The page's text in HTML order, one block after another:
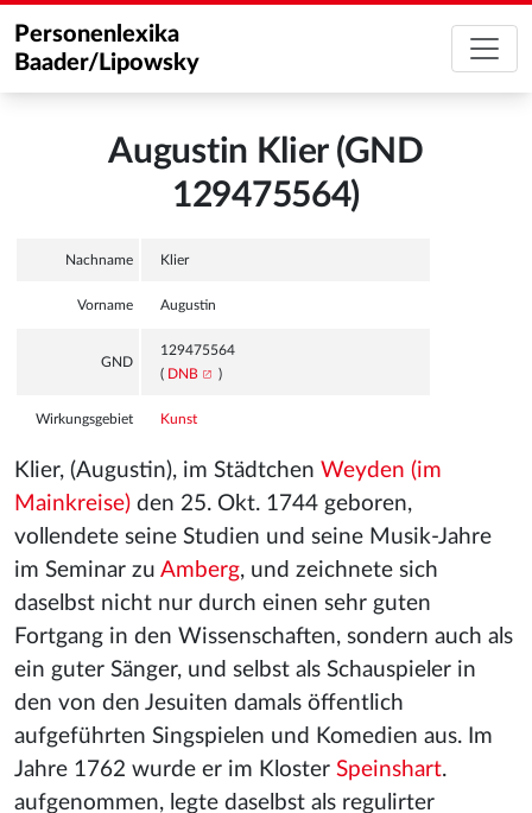
Personenlexika
Baader/Lipowsky
Augustin Klier (GND
129475564)
Nachname Klier
Vorname Augustin
GND
129475564
( DNB )
Wirkungsgebiet Kunst
Klier, (Augustin), im Städtchen Weyden (im
Mainkreise) den 25. Okt. 1744 geboren,
vollendete seine Studien und seine Musik-Jahre
im Seminar zu Amberg, und zeichnete sich
daselbst nicht nur durch einen sehr guten
Fortgang in den Wissenschaften, sondern auch als
ein guter Sänger, und selbst als Schauspieler in
den von den Jesuiten damals öffentlich
aufgeführten Singspielen und Komedien aus. Im
Jahre 1762 wurde er im Kloster Speinshart.
aufgenommen, legte daselbst als regulirter